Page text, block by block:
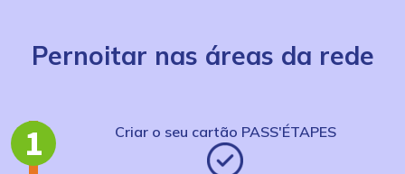
Pernoitar nas áreas da rede
1 Criar o seu cartão PASS'ÉTAPES